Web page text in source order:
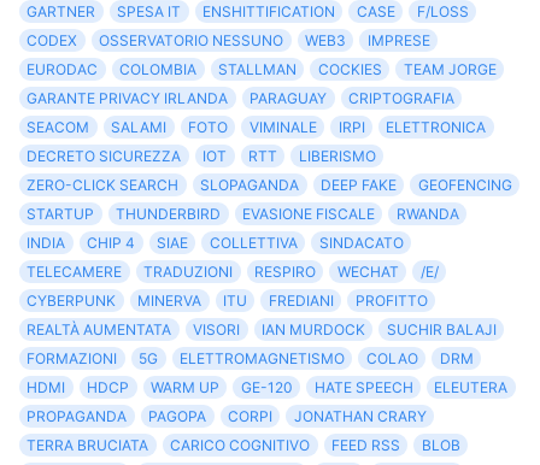
GARTNER
SPESA IT ENSHITTIFICATION CASE
F/LOSS
CODEX
OSSERVATORIO NESSUNO WEB3
IMPRESE
EURODAC
COLOMBIA STALLMAN COCKIES
TEAM JORGE
GARANTE PRIVACY IRLANDA
PARAGUAY
CRIPTOGRAFIA
SEACOM
SALAMI FOTO VIMINALE IRPI
ELETTRONICA
DECRETO SICUREZZA
IOT RTT
LIBERISMO
ZERO-CLICK SEARCH
SLOPAGANDA DEEP FAKE
GEOFENCING
STARTUP
THUNDERBIRD EVASIONE FISCALE
RWANDA
INDIA
CHIP 4 SIAE COLLETTIVA
SINDACATO
TELECAMERE
TRADUZIONI RESPIRO WECHAT
/E/
CYBERPUNK
MINERVA ITU FREDIANI
PROFITTO
REALTÀ AUMENTATA
VISORI IAN MURDOCK
SUCHIR BALAJI
FORMAZIONI
5G ELETTROMAGNETISMO COLAO
DRM
HDMI
HDCP WARM UP GE-120 HATE SPEECH
ELEUTERA
PROPAGANDA
PAGOPA CORPI
JONATHAN CRARY
TERRA BRUCIATA
CARICO COGNITIVO FEED RSS
BLOB